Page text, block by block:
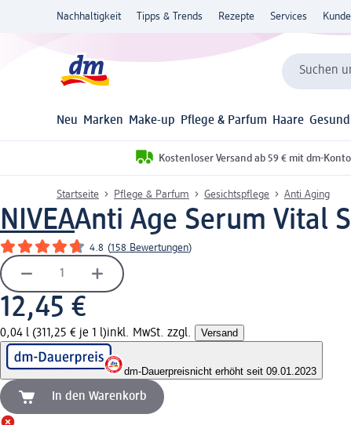
Nachhaltigkeit Tipps & Trends Rezepte Services
Suchen
Neu Marken Make-up Pflege & Parfum Haare
Kostenloser Versand ab 59 € mit dm-Konto
Startseite Pflege & Parfum Gesichtspflege Anti Aging
NIVEAAnti Age Serum Vital
4.8 (158 Bewertungen)
12,45 €
0,04 l (311,25 € je 1 l)inkl. MwSt. zzgl. Versand
dm-Dauerpreisnicht erhöht seit 09.01.2023
In den Warenkorb